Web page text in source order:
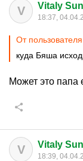
V Vitaly Sun
18:37,
От пользователя
куда Бяша
Может это папа
V Vitaly Sun
18:39,